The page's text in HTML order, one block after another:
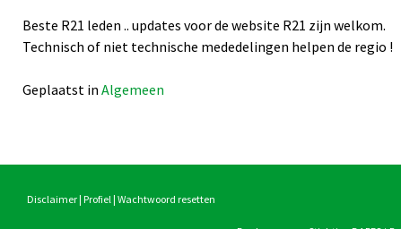
Beste R21 leden .. updates voor de website R21 zijn welkom.
Technisch of niet technische mededelingen helpen de regio !
Geplaatst in Algemeen
navigatie
Disclaimer| Profiel | Wachtwoord resetten